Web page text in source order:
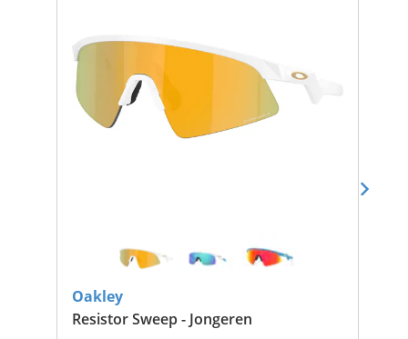
Oakley
Resistor Sweep - Jongeren